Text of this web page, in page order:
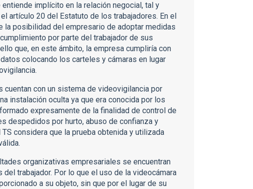
implícito en la relación negocial, tal y
artículo 20 del Estatuto de los trabajadores. En el
la posibilidad del empresario de adoptar medidas
por parte del trabajador de sus
que, en este ámbito, la empresa cumpliría con
colocando los carteles y cámaras en lugar
con un sistema de videovigilancia por
instalación oculta ya que era conocida por los
expresamente de la finalidad de control de
despedidos por hurto, abuso de confianza y
considera que la prueba obtenida y utilizada
organizativas empresariales se encuentran
trabajador. Por lo que el uso de la videocámara
a su objeto, sin que por el lugar de su